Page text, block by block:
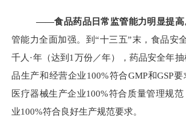
——食品药品日常监管能力明显提高
管能力全面加强。到“十三五”末，食品安
千人 ·年（达到 1 万份／年），药品安全年
品生产和经营企业100%符合GMP和GSP要
医疗器械生产企业100%符合质量管理规
业100%符合良好生产规范要求。